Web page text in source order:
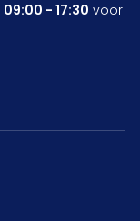
09:00 - 17:30 voor